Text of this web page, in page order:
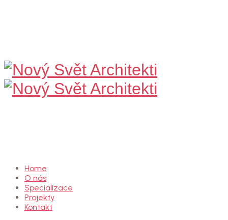
Nový
Svět
Home
O nás
Specializace
Projekty
Kontakt